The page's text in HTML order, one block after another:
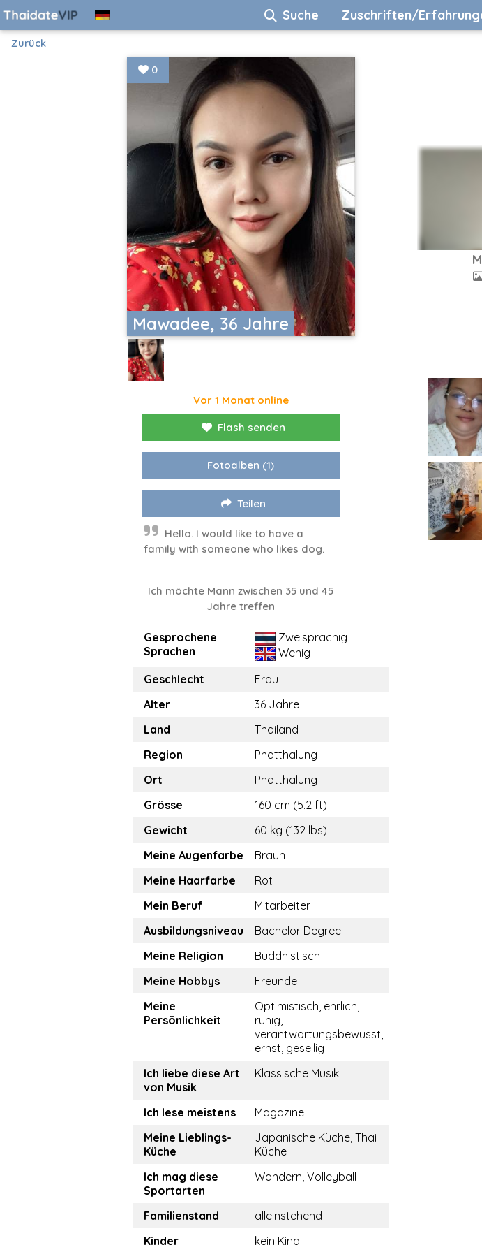
Suche Zuschriften/
Zurück
Mawadee, 36 Jahre
0
Vor 1 Monat online
Flash senden
Fotoalben (1)
Teilen
Hello. I would like to have a
family with someone who likes dog.
Ich möchte Mann zwischen 35 und 45
Jahre treffen
Gesprochene
Sprachen
Zweisprachig
Wenig
Geschlecht
Frau
Alter
36 Jahre
Land
Thailand
Region
Phatthalung
Ort
Phatthalung
Grösse
160 cm (5.2 ft)
Gewicht
60 kg (132 lbs)
Meine Augenfarbe
Braun
Meine Haarfarbe
Rot
Mein Beruf
Mitarbeiter
Ausbildungsniveau
Bachelor Degree
Meine Religion
Buddhistisch
Meine Hobbys
Freunde
Meine
Persönlichkeit
Optimistisch, ehrlich,
ruhig,
verantwortungsbewusst,
ernst, gesellig
Ich liebe diese Art
von Musik
Klassische Musik
Ich lese meistens
Magazine
Meine Lieblings-
Küche
Japanische Küche, Thai
Küche
Ich mag diese
Sportarten
Wandern, Volleyball
Familienstand
alleinstehend
Kinder
kein Kind